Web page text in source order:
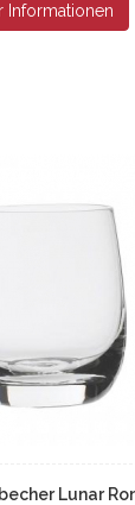
Informationen
Lunar